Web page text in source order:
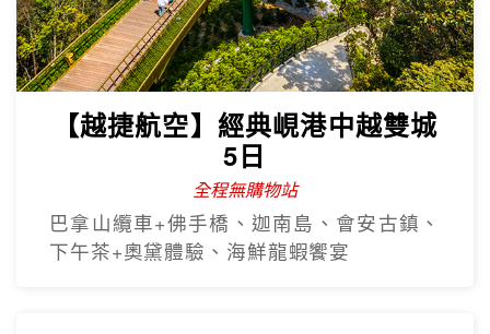
【越捷航空】經典峴港中越雙城
5日
全程無購物站
巴拿山纜車+佛手橋、迦南島、會安古鎮、
下午茶+奧黛體驗、海鮮龍蝦饗宴